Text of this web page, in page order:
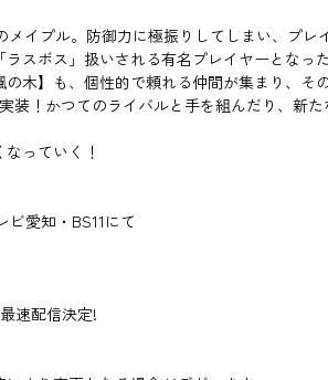
メイプル。防御力に極振りしてしまい、プ
スボス」扱いされる有名プレイヤーとなった
木】も、個性的で頼れる仲間が集まり、
実装！かつてのライバルと手を組んだり、
っていく！
ビ愛知・BS11にて
速配信決定!